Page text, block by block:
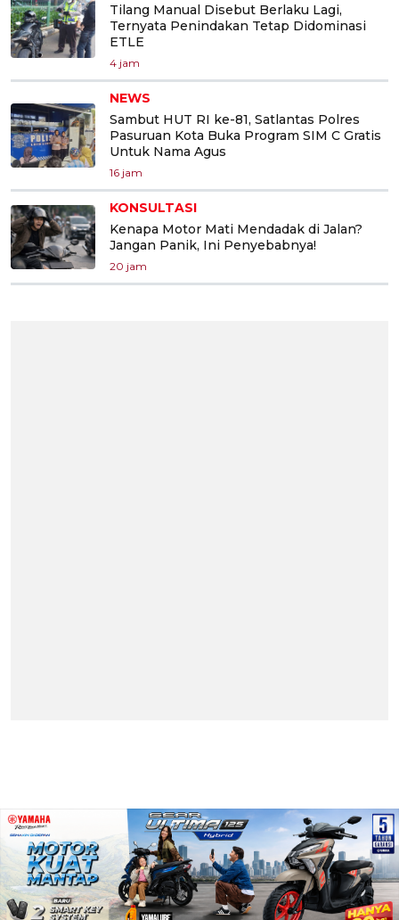
Tilang Manual Disebut Berlaku Lagi,
Ternyata Penindakan Tetap Didominasi
ETLE
4 jam
NEWS
Sambut HUT RI ke-81, Satlantas Polres
Pasuruan Kota Buka Program SIM C Gratis
Untuk Nama Agus
16 jam
KONSULTASI
Kenapa Motor Mati Mendadak di Jalan?
Jangan Panik, Ini Penyebabnya!
20 jam